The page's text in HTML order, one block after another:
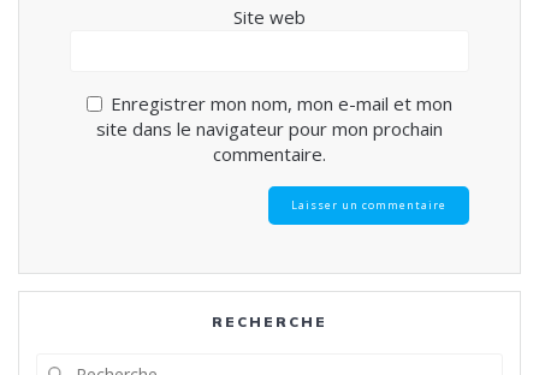
Site web
Enregistrer mon nom, mon e-mail et mon
site dans le navigateur pour mon prochain
commentaire.
RECHERCHE